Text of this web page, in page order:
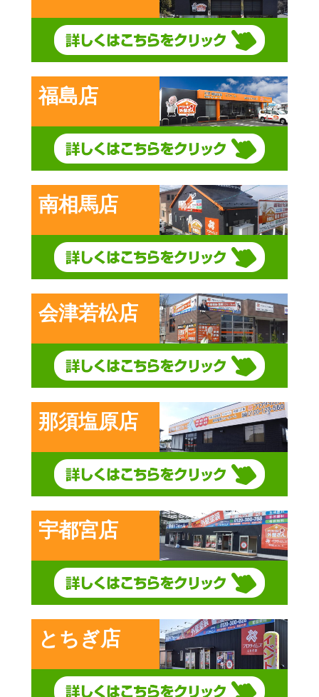
福島店
南相馬店
会津若松店
那須塩原店
宇都宮店
とちぎ店